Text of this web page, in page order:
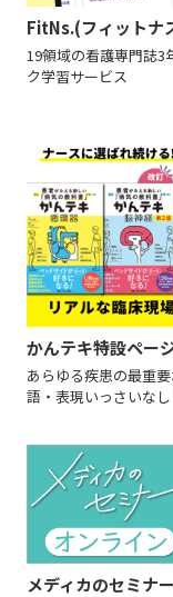
FitNs.(フィットナ
19領域の看護専門誌3
ク学習サービス
かんテキ特設ペー
あらゆる疾患の最重
語・表現いっさいな
メディカのセミナー